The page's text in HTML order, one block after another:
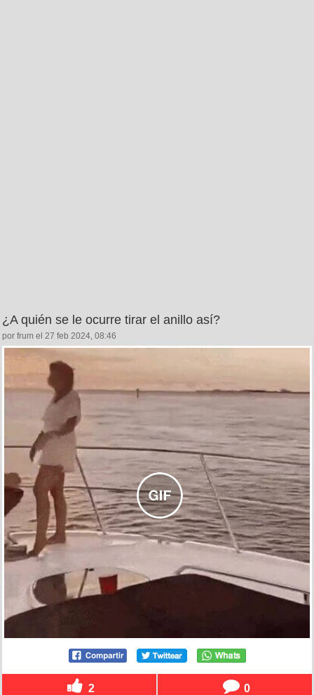
¿A quién se le ocurre tirar el anillo así?
por frum el 27 feb 2024, 08:46
2 0